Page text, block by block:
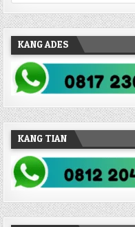
KANG ADES
KANG TIAN